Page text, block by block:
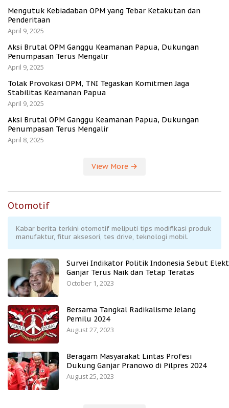
Mengutuk Kebiadaban OPM yang Tebar Ketakutan dan
Penderitaan
April 9, 2025
Aksi Brutal OPM Ganggu Keamanan Papua, Dukungan
Penumpasan Terus Mengalir
April 9, 2025
Tolak Provokasi OPM, TNI Tegaskan Komitmen Jaga
Stabilitas Keamanan Papua
April 9, 2025
Aksi Brutal OPM Ganggu Keamanan Papua, Dukungan
Penumpasan Terus Mengalir
April 8, 2025
View More
Otomotif
Kabar berita terkini otomotif meliputi tips modifikasi produk
manufaktur, fitur aksesori, tes drive, teknologi mobil.
Survei Indikator Politik Indonesia Sebut
Ganjar Terus Naik dan Tetap Teratas
October 1, 2023
Bersama Tangkal Radikalisme Jelang
Pemilu 2024
August 27, 2023
Beragam Masyarakat Lintas Profesi
Dukung Ganjar Pranowo di Pilpres 2024
August 25, 2023